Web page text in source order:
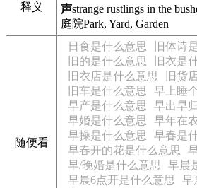
释义
声strange rustlings in the
庭院Park, Yard, Garden
随便看
日食是什么意思
旧体诗
旧的是什么意思
旧衣是
旧衣店是什么意思
旧货
旧车是什么意思
早上睡
早产是什么意思
早出早
早婚是什么意思
早年在
早操是什么意思
早春是
早春开的花是什么意思
早/晚婚是什么意思
早晨
早晨6点开是什么意思
早